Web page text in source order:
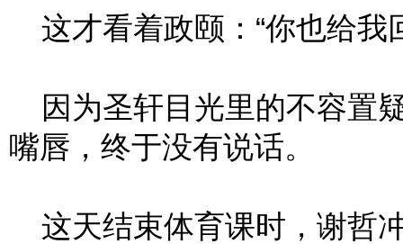
这才看着政颐：“你也给我
因为圣轩目光里的不容置
嘴唇，终于没有说话。
这天结束体育课时，谢哲